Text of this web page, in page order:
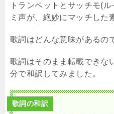
トランペットとサッチモ(
ミ声が、絶妙にマッチした
歌詞はどんな意味があるの
歌詞はそのまま転載できな
分で和訳してみました。
歌詞の和訳